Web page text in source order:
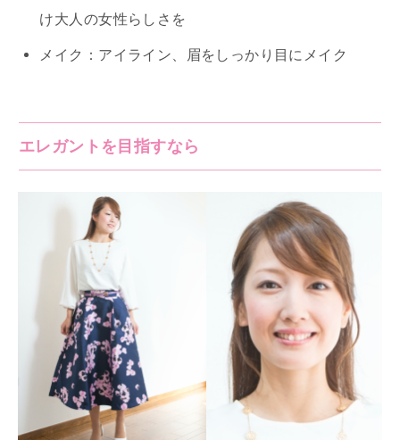
け大人の女性らしさを
メイク：アイライン、眉をしっかり目にメイク
エレガントを目指すなら